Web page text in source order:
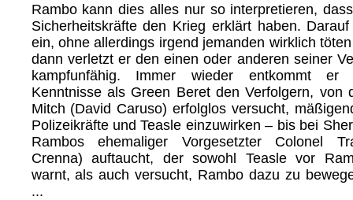
Rambo kann dies alles nur so interpretieren,
Sicherheitskräfte den Krieg erklärt haben.
ein, ohne allerdings irgend jemanden wirklich
dann verletzt er den einen oder anderen seiner
kampfunfähig. Immer wieder entkommt er
Kenntnisse als Green Beret den Verfolgern, von
Mitch (David Caruso) erfolglos versucht,
Polizeikräfte und Teasle einzuwirken – bis bei
Rambos ehemaliger Vorgesetzter Colonel
Crenna) auftaucht, der sowohl Teasle vor
warnt, als auch versucht, Rambo dazu zu
...